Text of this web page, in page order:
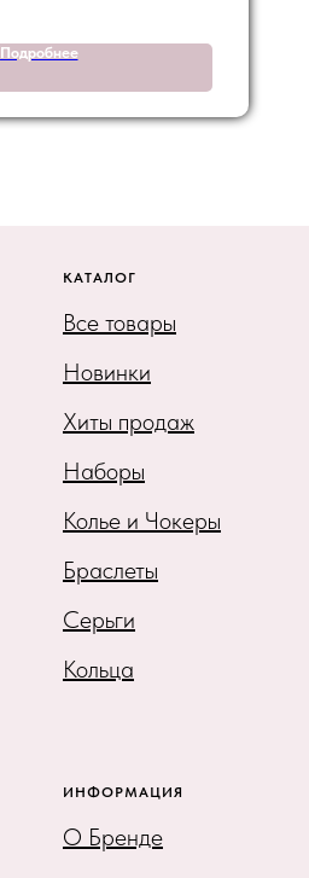
Подробнее
КАТАЛОГ
Все товары
Новинки
Хиты продаж
Наборы
Колье и Чокеры
Браслеты
Серьги
Кольца
ИНФОРМАЦИЯ
О Бренде